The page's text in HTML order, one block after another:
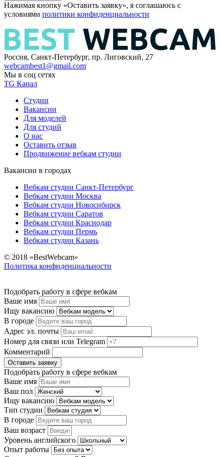
Нажимая кнопку «Оставить заявку», я соглашаюсь с
условиями политики конфиденциальности
Россия, Санкт-Петербург, пр. Лиговский, 27
webcambest1@gmail.com
Мы в соц сетях
TG Канал
Студии
Вакансии
Для моделей
Для студий
О нас
Оставить отзыв
Продвижение вебкам студии
Вакансии в городах
Вебкам студии Санкт-Петербург
Вебкам студии Москва
Вебкам студии Новосибирск
Вебкам студии Саратов
Вебкам студии Краснодар
Вебкам студии Пермь
Вебкам студии Казань
© 2018 «BestWebcam»
Политика конфиденциальности
Подобрать работу в сфере вебкам
Ваше имя
Ищу вакансию
В городе
Адрес эл. почты
Номер для связи или Telegram
Комментарий
Оставить заявку
Подобрать работу в сфере вебкам
Ваше имя
Ваш пол
Ищу вакансию
Тип студии
В городе
Ваш возраст
Уровень английского
Опыт работы